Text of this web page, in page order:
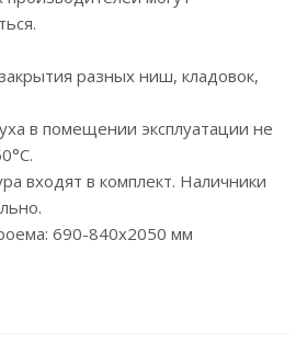
разных ниш, кладовок,
в помещении эксплуатации не
входят в комплект. Наличники
690-840х2050 мм